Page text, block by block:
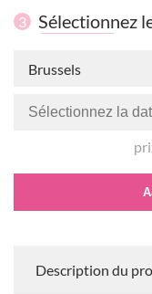
3 Sélectionnez
Brussels
Description du